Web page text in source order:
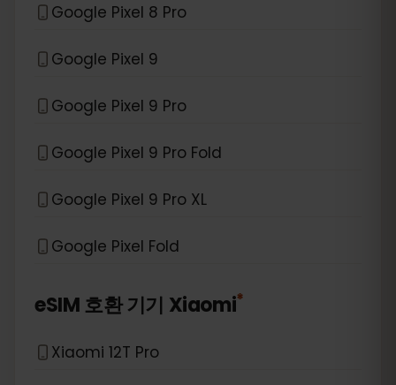
Google Pixel 8 Pro
Google Pixel 9
Google Pixel 9 Pro
Google Pixel 9 Pro Fold
Google Pixel 9 Pro XL
Google Pixel Fold
eSIM 호환 기기 Xiaomi*
Xiaomi 12T Pro